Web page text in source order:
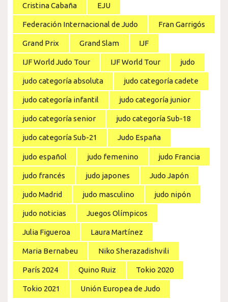
Cristina Cabaña EJU
Federación Internacional de Judo Fran Garrigós
Grand Prix Grand Slam IJF
IJF World Judo Tour IJF World Tour judo
judo categoría absoluta judo categoría cadete
judo categoría infantil judo categoría junior
judo categoría senior judo categoría Sub-18
judo categoría Sub-21 Judo España
judo español judo femenino judo Francia
judo francés judo japones Judo Japón
judo Madrid judo masculino judo nipón
judo noticias Juegos Olímpicos
Julia Figueroa Laura Martínez
Maria Bernabeu Niko Sherazadishvili
París 2024 Quino Ruiz Tokio 2020
Tokio 2021 Unión Europea de Judo